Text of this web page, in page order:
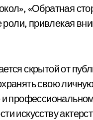
«Обратная
роли, привлекая
скрытой от
свою
искусству